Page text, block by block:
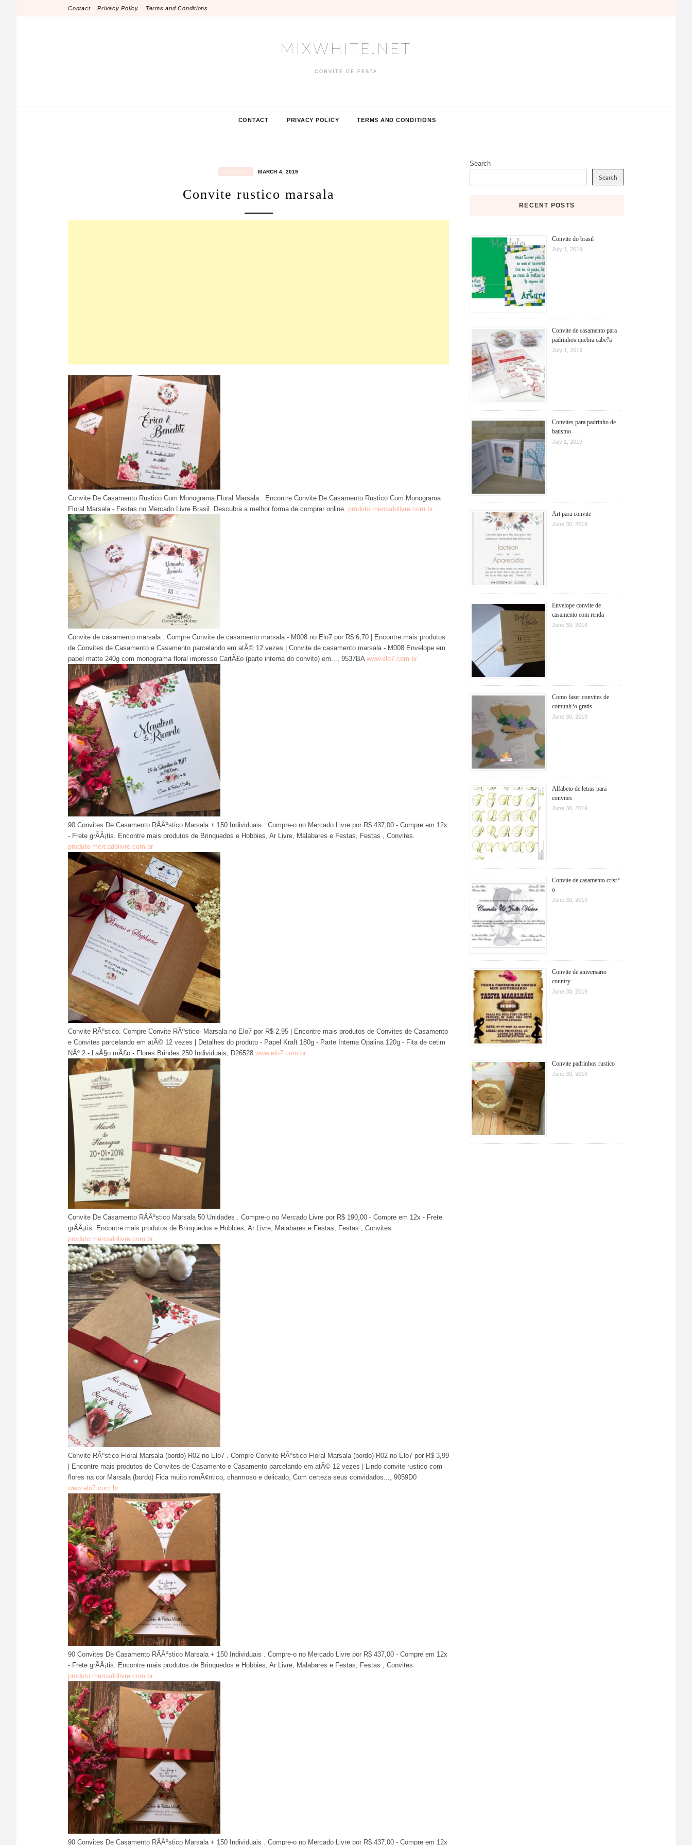
Contact Privacy Policy Terms and Conditions
MIXWHITE.NET
CONVITE DE FESTA
CONTACT PRIVACY POLICY TERMS AND CONDITIONS
CONVITE MARCH 4, 2019
Convite rustico marsala
Convite De Casamento Rustico Com Monograma Floral Marsala . Encontre Convite De Casamento Rustico Com Monograma
Floral Marsala - Festas no Mercado Livre Brasil. Descubra a melhor forma de comprar online. produto.mercadolivre.com.br
Convite de casamento marsala . Compre Convite de casamento marsala - M008 no Elo7 por R$ 6,70 | Encontre mais produtos
de Convites de Casamento e Casamento parcelando em atÃ© 12 vezes | Convite de casamento marsala - M008 Envelope em
papel matte 240g com monograma floral impresso CartÃ£o (parte interna do convite) em..., 9537BA www.elo7.com.br
90 Convites De Casamento RÃÂºstico Marsala + 150 Individuais . Compre-o no Mercado Livre por R$ 437,00 - Compre em 12x
- Frete grÃÂ¡tis. Encontre mais produtos de Brinquedos e Hobbies, Ar Livre, Malabares e Festas, Festas , Convites.
produto.mercadolivre.com.br
Convite RÃºstico. Compre Convite RÃºstico- Marsala no Elo7 por R$ 2,95 | Encontre mais produtos de Convites de Casamento
e Convites parcelando em atÃ© 12 vezes | Detalhes do produto - Papel Kraft 180g - Parte Interna Opalina 120g - Fita de cetim
NÂº 2 - LaÃ§o mÃ£o - Flores Brindes 250 Individuais, D26528 www.elo7.com.br
Convite De Casamento RÃÂºstico Marsala 50 Unidades . Compre-o no Mercado Livre por R$ 190,00 - Compre em 12x - Frete
grÃÂ¡tis. Encontre mais produtos de Brinquedos e Hobbies, Ar Livre, Malabares e Festas, Festas , Convites.
produto.mercadolivre.com.br
Convite RÃºstico Floral Marsala (bordo) R02 no Elo7 . Compre Convite RÃºstico Floral Marsala (bordo) R02 no Elo7 por R$ 3,99
| Encontre mais produtos de Convites de Casamento e Casamento parcelando em atÃ© 12 vezes | Lindo convite rustico com
flores na cor Marsala (bordo) Fica muito romÃ¢ntico, charmoso e delicado, Com certeza seus convidados..., 9059D0
www.elo7.com.br
90 Convites De Casamento RÃÂºstico Marsala + 150 Individuais . Compre-o no Mercado Livre por R$ 437,00 - Compre em 12x
- Frete grÃÂ¡tis. Encontre mais produtos de Brinquedos e Hobbies, Ar Livre, Malabares e Festas, Festas , Convites.
produto.mercadolivre.com.br
90 Convites De Casamento RÃÂºstico Marsala + 150 Individuais . Compre-o no Mercado Livre por R$ 437,00 - Compre em 12x
Search
Search
RECENT POSTS
Convite do brasil
July 1, 2019
Convite de casamento para
padrinhos quebra cabe?a
July 1, 2019
Convites para padrinho de
batismo
July 1, 2019
Art para convite
June 30, 2019
Envelope convite de
casamento com renda
June 30, 2019
Como fazer convites de
comunh?o gratis
June 30, 2019
Alfabeto de letras para
convites
June 30, 2019
Convite de casamento crist?
o
June 30, 2019
Convite de aniversario
country
June 30, 2019
Convite padrinhos rustico
June 30, 2019